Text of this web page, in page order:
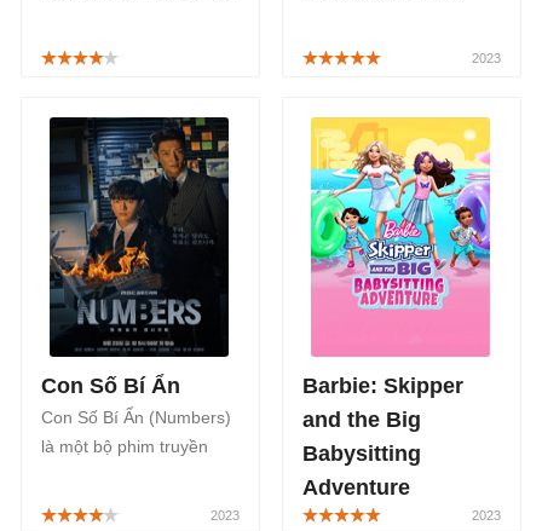
phạm của Mỹ phát hành
Netflix tháng 12/2023,
người xa lạ khỏi thảm
họa môi trường.
Con Số Bí Ẩn
Con Số Bí Ẩn (Numbers)
là một bộ phim truyền
loại hành động, kết hợp
Barbie: Skipper
and the Big
Babysitting
Adventure
Barbie: Skipper and the